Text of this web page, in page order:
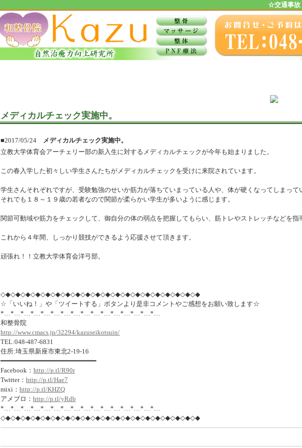
☆交通事故
メディカルチェック実施中。
■2017/05/24
メディカルチェック実施中。
立教大学体育会アーチェリー部の新入生に対するメディカルチェックが今年も始まりました。
この春入学した初々しい学生さんたちがメディカルチェックを受けに来院されています。
学生さんそれぞれですが、受験勉強のせいか筋力が落ちていまっている人や、体が硬くなってしまって
それでも１８～１９歳の若者なので関節が柔らかい学生が多いように感じます。
関節可動域や筋力をチェックして、御自分の体の弱点を把握してもらい、筋トレやストレッチなどを
これから４年間、しっかり競技ができるよう応援させて頂きます。
頑張れ！！立教大学体育会洋弓部。
◇◆◇◆◇◆◇◆◇◆◇◆◇◆◇◆◇◆◇◆◇◆◇◆◇◆◇◆◇◆◇◆◇◆◇◆◇◆◇◆
☆「いいね！」や「ツイートする」ボタンより是非コメントやご感想をお願い致します☆
*…*…*…*…*…*…*…*…*…*…*…*…*…*…*…*…
和整骨院
http://www.cmacs.jp/32294/kazuseikotsuin/
TEL:048-487-6831
住所:埼玉県新座市東北2-19-16
━━━━━━━━━━━━━━━━━━━━━━━━
Facebook： http://p.tl/R90r
Twitter： http://p.tl/Hae7
mixi： http://p.tl/KHZQ
アメブロ： http://p.tl/yRdb
*…*…*…*…*…*…*…*…*…*…*…*…*…*…*…*…
◇◆◇◆◇◆◇◆◇◆◇◆◇◆◇◆◇◆◇◆◇◆◇◆◇◆◇◆◇◆◇◆◇◆◇◆◇◆◇◆